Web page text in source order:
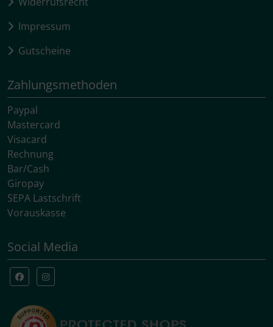
Impressum
Gutscheine
Zahlungsmethoden
Paypal
Mastercard
Visacard
Rechnung
Bar/Cash
Giropay
SEPA Lastschrift
Vorauskasse
Social Media